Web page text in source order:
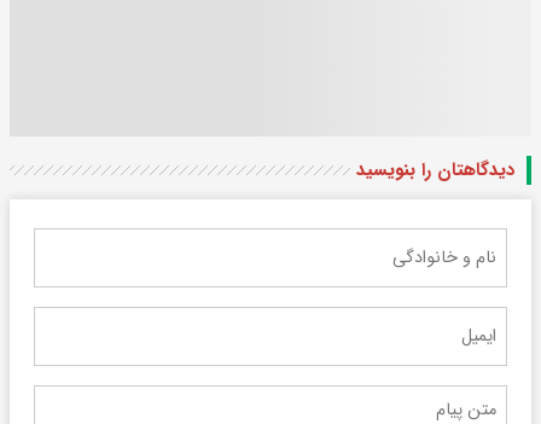
دیدگاهتان را بنویسید